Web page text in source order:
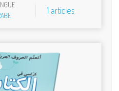
1 articles